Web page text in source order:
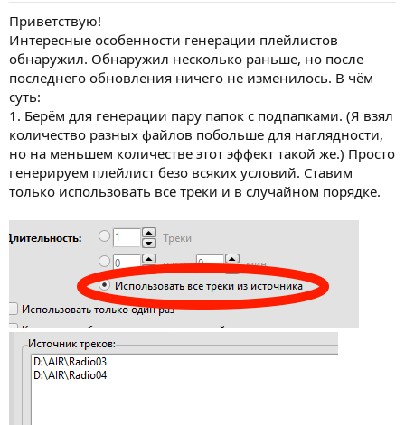
Приветствую!
Интересные особенности генерации плейлистов
обнаружил. Обнаружил несколько раньше, но после
последнего обновления ничего не изменилось. В чём
суть:
1. Берём для генерации пару папок с подпапками. (Я взял
количество разных файлов побольше для наглядности,
но на меньшем количестве этот эффект такой же.) Просто
генерируем плейлист безо всяких условий. Ставим
только использовать все треки и в случайном порядке.